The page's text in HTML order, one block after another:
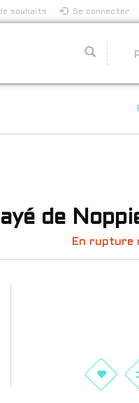
souhaits Se connecter
de
En rupture